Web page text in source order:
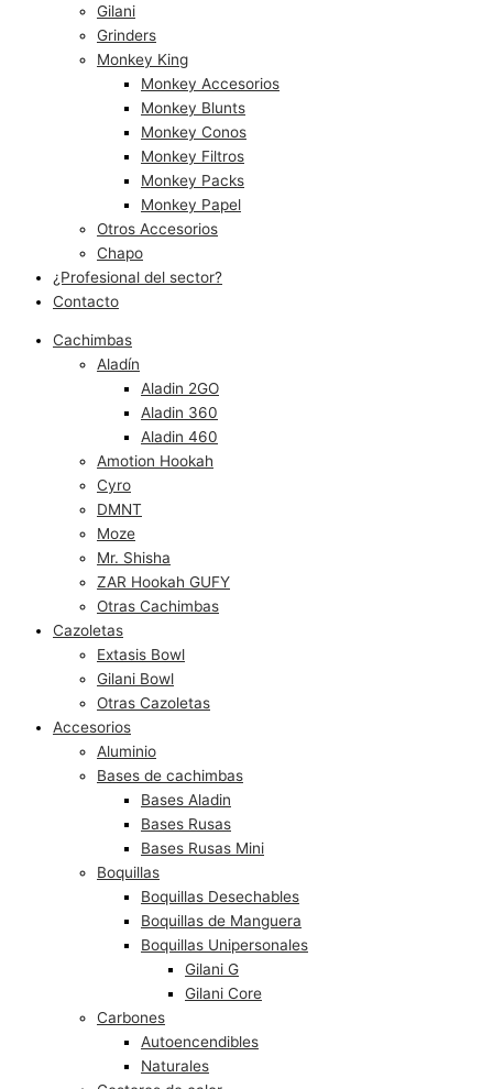
Gilani
Grinders
Monkey King
Monkey Accesorios
Monkey Blunts
Monkey Conos
Monkey Filtros
Monkey Packs
Monkey Papel
Otros Accesorios
Chapo
¿Profesional del sector?
Contacto
Cachimbas
Aladín
Aladin 2GO
Aladin 360
Aladin 460
Amotion Hookah
Cyro
DMNT
Moze
Mr. Shisha
ZAR Hookah GUFY
Otras Cachimbas
Cazoletas
Extasis Bowl
Gilani Bowl
Otras Cazoletas
Accesorios
Aluminio
Bases de cachimbas
Bases Aladin
Bases Rusas
Bases Rusas Mini
Boquillas
Boquillas Desechables
Boquillas de Manguera
Boquillas Unipersonales
Gilani G
Gilani Core
Carbones
Autoencendibles
Naturales